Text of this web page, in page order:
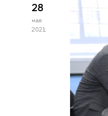
28
мая
2021